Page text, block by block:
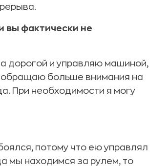
вы фактически не
дорогой и управляю машиной,
обращаю больше внимания на
При необходимости я могу
потому что ею управлял
мы находимся за рулем, то